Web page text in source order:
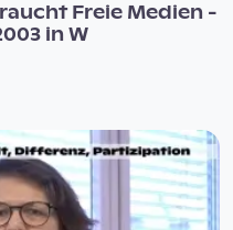
Freie Medien -
in W